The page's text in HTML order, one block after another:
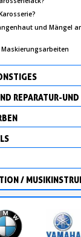
und Mängel
REPARATUR-
/